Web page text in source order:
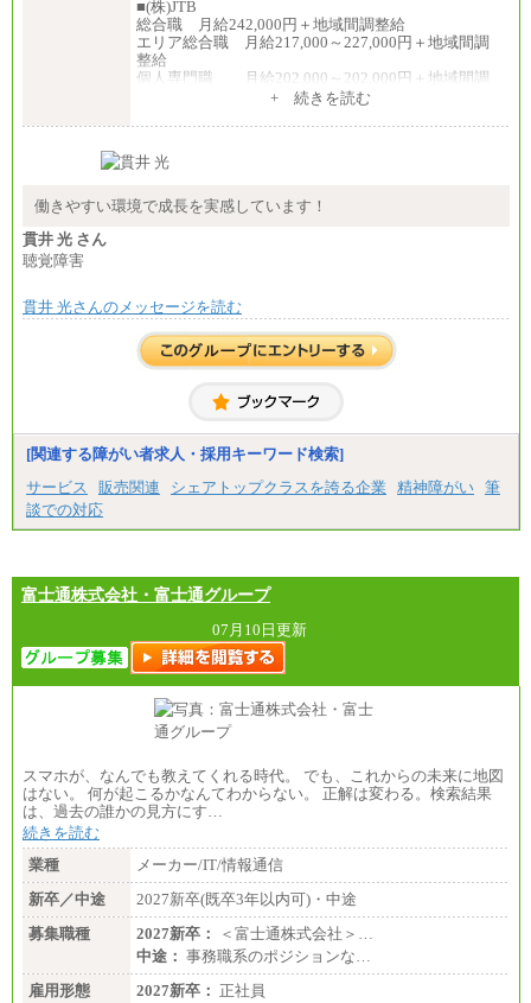
■(株)JTB
総合職 月給242,000円＋地域間調整給
エリア総合職 月給217,000～227,000円＋地域間調
整給
個人専門職 月給202,000～202,000円＋地域間調
総合職 月給208,000～235,000円
※詳細はJTBキャリアサイトよりご確認ください。
総合職 月給220,000～230,000円＋地域間調整給
整給
※詳細はJTBキャリアサイトよりご確認ください。
■(株)JTBコミュニケーションデザイン
総合職 月給230,000円
みなし残業手当：20,000円（一律支給）※みなし
残業手当の残業時間は10.43時間。
間に応じて、時間外手当等を支給。
■（株）JTBグローバルマーケティング＆トラベル
訪日事業職 月給202,000～227,000円＋地域間調整
給
※詳細はJTBキャリアサイトよりご確認ください。
■(株)JTBビジネストランスフォーム
総合職 月給205,000～225,000円＋地域間調整給
エリア総合職 月給185,000円＋地域間調整給
■(株)JTBデータサービス ※2027年新卒募集終了
総合職 月給186,000～194,000円＋地域手当
※詳細はJTBキャリアサイトよりご確認ください。
■I&Jデジタルイノベーション(株)
総合職 月給224,500～242,600円＋地域手当
※詳細はJTBキャリアサイトよりご確認ください。
＜有期社員コース＞
■(株)JTBビジネストランスフォーム
有期契約職 月給185,000～195,000円
※詳細はJTBキャリアサイトよりご確認ください。
+ 続きを読む
働きやすい環境で成長を実感しています！
貫井 光 さん
聴覚障害
貫井 光さんのメッセージを読む
[関連する障がい者求人・採用キーワード検索]
サービス
販売関連 シェアトップクラスを誇る企業 精神障がい 筆
談での対応
富士通株式会社・富士通グループ
07月10日更新
スマホが、なんでも教えてくれる時代。 でも、これからの未来に地図
はない。 何が起こるかなんてわからない。 正解は変わる。検索結果
は、過去の誰かの見方にす…
続きを読む
業種
メーカー/IT/情報通信
新卒／中途
2027新卒(既卒3年以内可)・中途
募集職種
2027新卒：
＜富士通株式会社＞…
中途： 事務職系のポジションな…
雇用形態
2027新卒： 正社員